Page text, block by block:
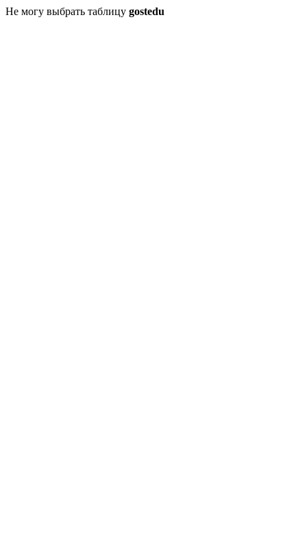
Не могу выбрать таблицу gostedu